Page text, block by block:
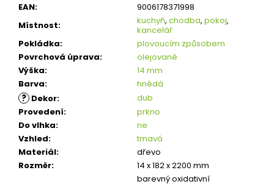
EAN:
9006178371998
Místnost: kuchyň, chodba, pokoj,
kancelář
Pokládka:
plovoucím způsobem
Povrchová úprava:
olejované
Výška:
14 mm
Barva: hnědá
? Dekor:
dub
Provedení:
prkno
Do vlhka:
ne
Vzhled:
tmavá
Materiál:
dřevo
Rozměr:
14 x 182 x 2200 mm
barevný oxidativní